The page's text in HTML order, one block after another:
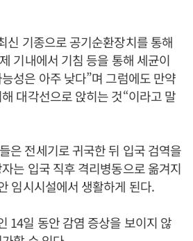
신 기종으로 공기순환장치를 통해
기내에서 기침 등을 통해 세균이
성은 아주 낮다”며 그럼에도 만약
대각선으로 앉히는 것“이라고 말
은 전세기로 귀국한 뒤 입국 검역을
는 입국 직후 격리병동으로 옮겨지
임시시설에서 생활하게 된다.
14일 동안 감염 증상을 보이지 않